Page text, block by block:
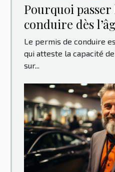
Pourquoi
conduire dès
Le permis de conduire
qui atteste la capacité de
sur...